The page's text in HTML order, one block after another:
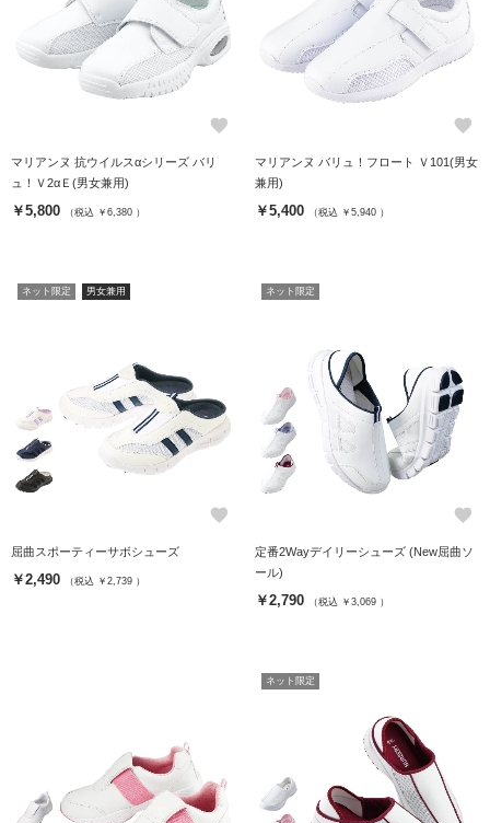
favorite
マリアンヌ 抗ウイルスαシリーズ バリ
ュ！Ｖ2αＥ(男女兼用)
￥5,800 （税込 ￥6,380 ）
favorite
マリアンヌ バリュ！フロート Ｖ101(男女
兼用)
￥5,400 （税込 ￥5,940 ）
ネット限定 男女兼用
favorite
屈曲スポーティーサボシューズ
￥2,490 （税込 ￥2,739 ）
ネット限定
favorite
定番2Wayデイリーシューズ (New屈曲ソ
ール)
￥2,790 （税込 ￥3,069 ）
ネット限定